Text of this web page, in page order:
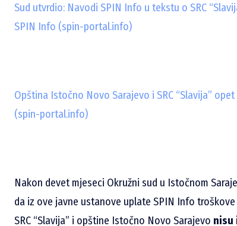
Sud utvrdio: Navodi SPIN Info u tekstu o SRC
SPIN Info (spin-portal.info)
Opština Istočno Novo Sarajevo i SRC “Slavija”
(spin-portal.info)
Nakon devet mjeseci Okružni sud u Istočnom
da iz ove javne ustanove uplate SPIN Info
SRC “Slavija” i opštine Istočno Novo Sarajevo nisu